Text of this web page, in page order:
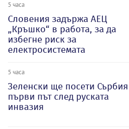
5 часа
Словения задържа АЕЦ
„Кръшко“ в работа, за да
избегне риск за
електросистемата
5 часа
Зеленски ще посети Сърбия
първи път след руската
инвазия